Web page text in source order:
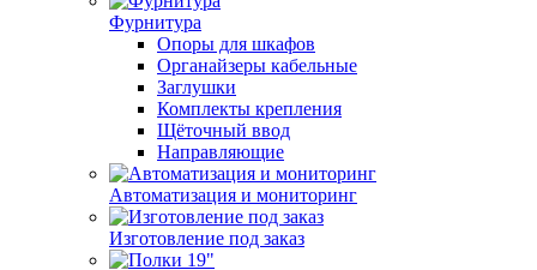
Фурнитура
Опоры для шкафов
Органайзеры кабельные
Заглушки
Комплекты крепления
Щёточный ввод
Направляющие
Автоматизация и мониторинг
Изготовление под заказ